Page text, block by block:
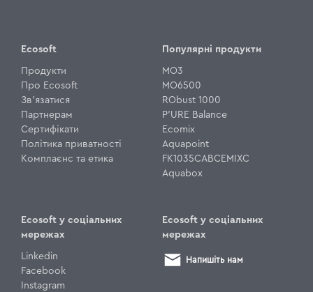
Ecosoft
Продукти
Про Ecosoft
Зв'язатися
Партнерам
Сертифікати
Політика приватності
Комплаєнс та етика
Популярні продукти
MO3
MO6500
RObust 1000
P'URE Balance
Ecomix
Aquapoint
FK1035CABCEMIXC
Aquabox
Ecosoft у соціальних
мережах
Linkedin
Facebook
Instagram
Ecosoft у соціальних
мережах
Напишіть нам